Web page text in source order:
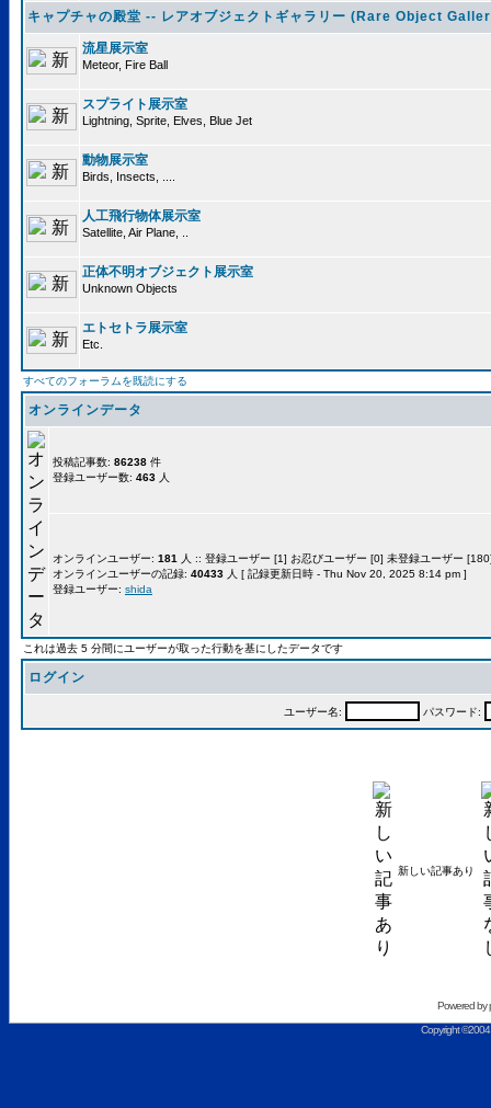
キャプチャの殿堂 -- レアオブジェクトギャラリー (Rare Object
流星展示室
Meteor, Fire Ball
スプライト展示室
Lightning, Sprite, Elves, Blue Jet
動物展示室
Birds, Insects, ....
人工飛行物体展示室
Satellite, Air Plane, ..
正体不明オブジェクト展示室
Unknown Objects
エトセトラ展示室
Etc.
すべてのフォーラムを既読にする
オンラインデータ
投稿記事数: 86238 件
登録ユーザー数: 463 人
オンラインユーザー: 181
人 :: 登録ユーザー [1] お忍びユーザー [0] 未登録ユーザー
オンラインユーザーの記録: 40433 人 [ 記録更新日時 - Thu Nov 20, 2025 8:14 pm ]
登録ユーザー: shida
これは過去 5 分間にユーザーが取った行動を基にしたデータです
ログイン
ユーザー名: パスワード:
新しい記事あり
Powered by
Copyright ©2004